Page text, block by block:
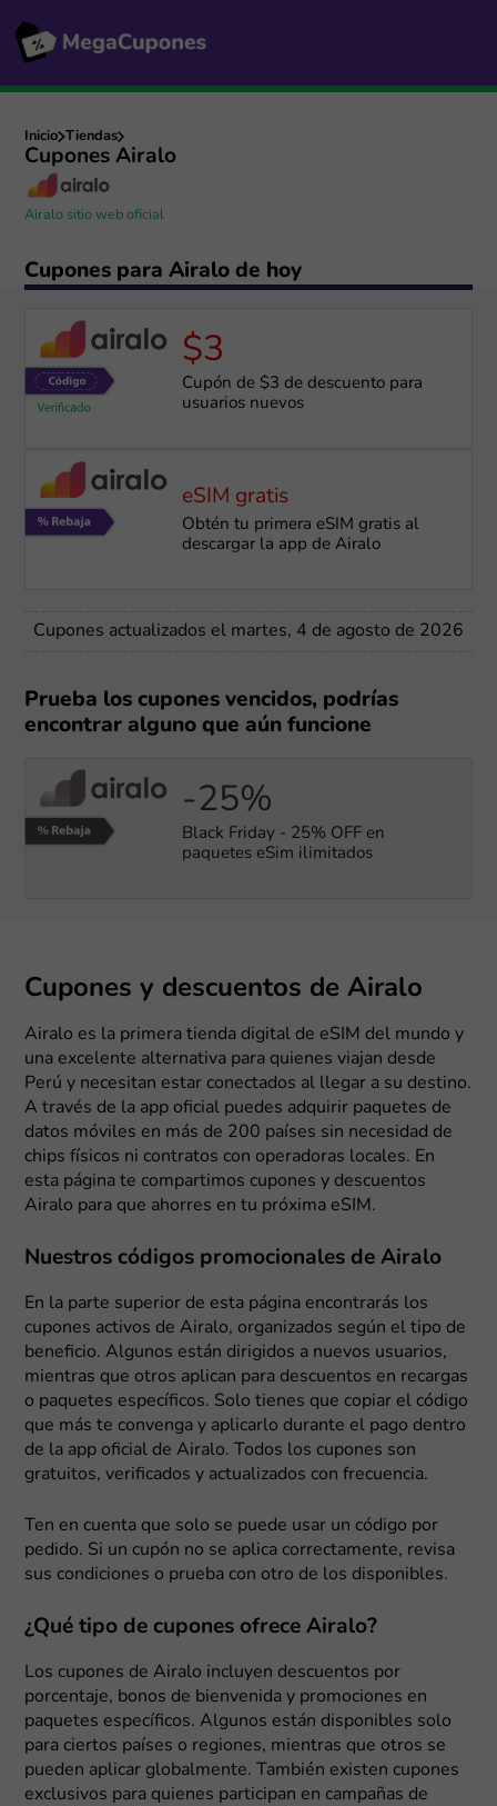
Inicio Tiendas
Cupones Airalo
Airalo sitio web oficial
Cupones para Airalo de hoy
$3
Cupón de $3 de descuento para
usuarios nuevos
eSIM gratis
Obtén tu primera eSIM gratis al
descargar la app de Airalo
Cupones actualizados el martes, 4 de agosto de 2026
Prueba los cupones vencidos, podrías
encontrar alguno que aún funcione
-25%
Black Friday - 25% OFF en
paquetes eSim ilimitados
Cupones y descuentos de Airalo
Airalo es la primera tienda digital de eSIM del mundo y
una excelente alternativa para quienes viajan desde
Perú y necesitan estar conectados al llegar a su destino.
A través de la app oficial puedes adquirir paquetes de
datos móviles en más de 200 países sin necesidad de
chips físicos ni contratos con operadoras locales. En
esta página te compartimos cupones y descuentos
Airalo para que ahorres en tu próxima eSIM.
Nuestros códigos promocionales de Airalo
En la parte superior de esta página encontrarás los
cupones activos de Airalo, organizados según el tipo de
beneficio. Algunos están dirigidos a nuevos usuarios,
mientras que otros aplican para descuentos en recargas
o paquetes específicos. Solo tienes que copiar el código
que más te convenga y aplicarlo durante el pago dentro
de la app oficial de Airalo. Todos los cupones son
gratuitos, verificados y actualizados con frecuencia.
Ten en cuenta que solo se puede usar un código por
pedido. Si un cupón no se aplica correctamente, revisa
sus condiciones o prueba con otro de los disponibles.
¿Qué tipo de cupones ofrece Airalo?
Los cupones de Airalo incluyen descuentos por
porcentaje, bonos de bienvenida y promociones en
paquetes específicos. Algunos están disponibles solo
para ciertos países o regiones, mientras que otros se
pueden aplicar globalmente. También existen cupones
exclusivos para quienes participan en campañas de